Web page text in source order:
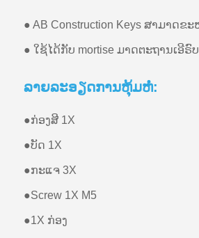
● AB Construction Keys ສາມາດຂ
● ໃຊ້ໄດ້ກັບ mortise ມາດຕະຖານເອີຣົ
ລາຍ​ລະ​ອຽດ​ການ​ຫຸ້ມ​ຫໍ່​:
●ກ່ອງສີ 1X
●ບັດ 1X
●ກະແຈ 3X
●Screw 1X M5
●1X ກ່ອງ